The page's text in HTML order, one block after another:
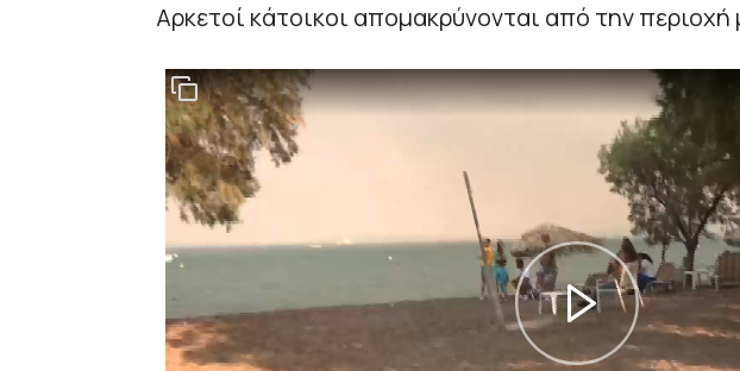
Αρκετοί κάτοικοι απομακρύνονται από την